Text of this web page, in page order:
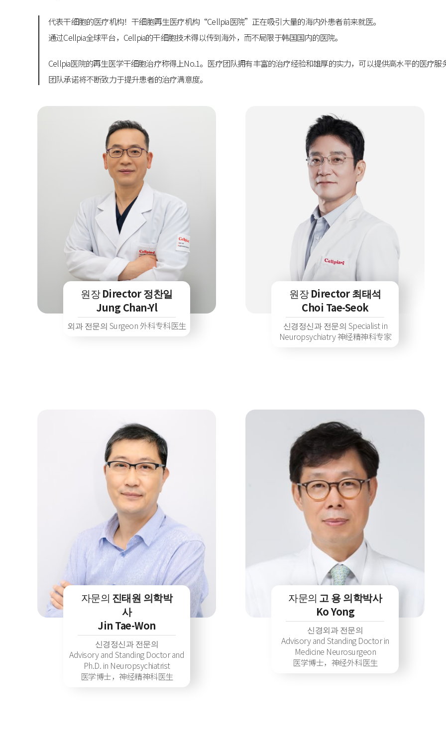
代表干细胞的医疗机构！干细胞再生医疗机构“Cellpia医院”正在吸引大量的海内外患者前来就医。
通过Cellpia全球平台，Cellpia的干细胞技术得以传到海外，而不局限于韩国国内的医院。
Cellpia医院的再生医学干细胞治疗称得上No.1。医疗团队拥有丰富的治疗经验和雄厚的实力，可以提供高水平的医疗服
团队承诺将不断致力于提升患者的治疗满意度。
원장Director 정찬일
Jung Chan-Yl
외과 전문의 Surgeon 外科专科医生
원장Director 최태석
Choi Tae-Seok
신경정신과 전문의 Specialist in
Neuropsychiatry 神经精神科专家
자문의 진태원 의학박
사
Jin Tae-Won
신경정신과 전문의
Advisory and Standing Doctor and
Ph.D. in Neuropsychiatrist
医学博士，神经精神科医生
자문의 고 용 의학박사
Ko Yong
신경외과 전문의
Advisory and Standing Doctor in
Medicine Neurosurgeon
医学博士，神经外科医生